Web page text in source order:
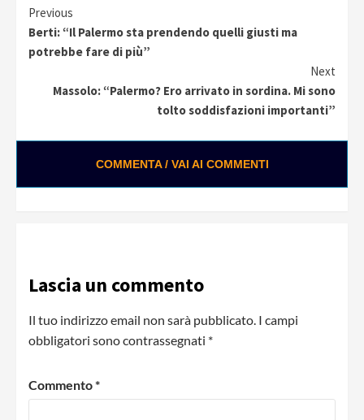
Continue
Reading
Previous
Berti: “Il Palermo sta prendendo quelli giusti ma
potrebbe fare di più”
Next
Massolo: “Palermo? Ero arrivato in sordina. Mi sono
tolto soddisfazioni importanti”
COMMENTA / VAI AI COMMENTI
Lascia un commento
Il tuo indirizzo email non sarà pubblicato. I campi
obbligatori sono contrassegnati *
Commento*